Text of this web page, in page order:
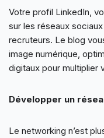
Votre profil LinkedIn,
sur les réseaux
recruteurs. Le blog
image numérique,
digitaux pour multiplier
Développer un
Le networking n’est